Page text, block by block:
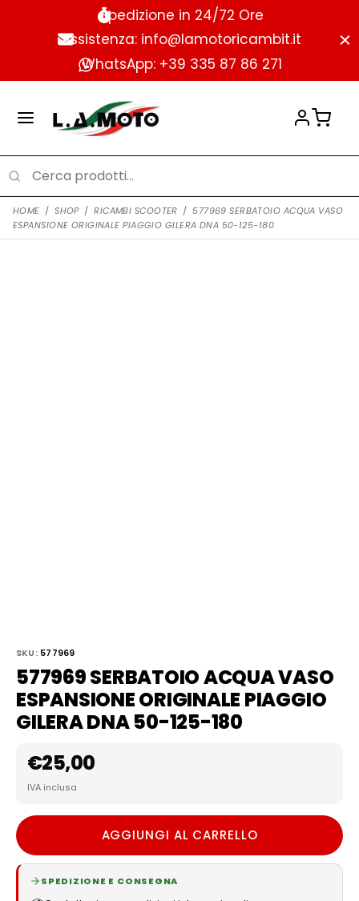
Spedizione in 24/72 Ore
Assistenza: info@lamotoricambit.it
WhatsApp: +39 335 87 86 271
HOME / SHOP / RICAMBI SCOOTER / 577969 SERBATOIO ACQUA VASO
ESPANSIONE ORIGINALE PIAGGIO GILERA DNA 50-125-180
SKU: 577969
577969 SERBATOIO ACQUA VASO
ESPANSIONE ORIGINALE PIAGGIO
GILERA DNA 50-125-180
€25,00
IVA inclusa
AGGIUNGI AL CARRELLO
SPEDIZIONE E CONSEGNA